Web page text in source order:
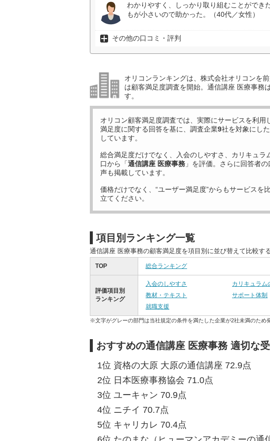
わかりやすく、しっかり取り組むことができ
もが小さいので助かった。（40代／女性）
その他の口コミ・評判
オリコンランキングは、株式会社オリコンを
は顧客満足度調査を開始。通信講座 医療事務
す。
オリコン顧客満足度調査では、実際にサービスを利用
満足度に関する回答を基に、調査企業9社を対象にし
しています。
総合満足度だけでなく、入会のしやすさ、カリキュラ
口から「通信講座 医療事務 」を評価。さらに回答者
声も掲載しています。
価格だけでなく、“ユーザー満足度”からもサービスを
立てください。
項目別ランキング一覧
通信講座 医療事務の顧客満足度を項目別に並び替えて比較す
TOP 総合ランキング
評価項目別
ランキング
入会のしやすさ カリキュラム
教材・テキスト
サポート体制
就職支援
※文字がグレーの部門は当社規定の条件を満たした企業が2社未満のため
おすすめの通信講座 医療事務 適切な
1位 資格の大原 大原の通信講座 72.9点
2位 日本医療事務協会 71.0点
3位 ユーキャン 70.9点
4位 ニチイ 70.7点
5位 キャリカレ 70.4点